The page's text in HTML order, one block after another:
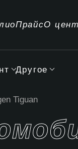
ПрайсО
Другое
Tiguan